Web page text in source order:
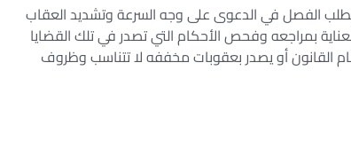
الفصل في الدعوى على وجه السرعة وتشديد العقاب
بمراجعه وفحص الأحكام التي تصدر في تلك القضايا
القانون أو يصدر بعقوبات مخففه لا تتناسب وظروف